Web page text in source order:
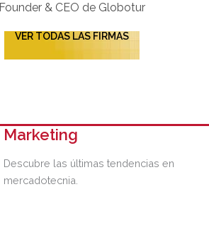
Founder & CEO de Globotur​
VER TODAS LAS FIRMAS
Marketing
Descubre las últimas tendencias en
mercadotecnia.